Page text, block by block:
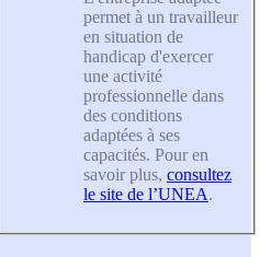
permet à un travailleur
en situation de
handicap d'exercer
une activité
professionnelle dans
des conditions
adaptées à ses
capacités. Pour en
savoir plus, consultez
le site de l’UNEA.